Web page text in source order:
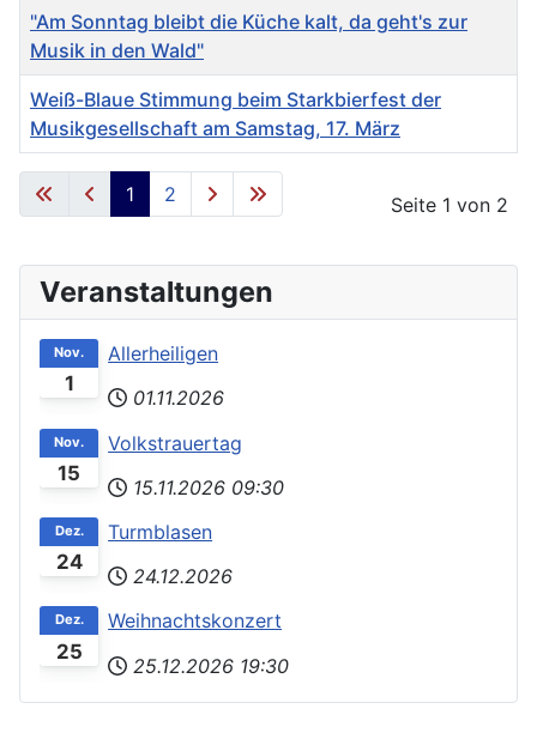
Beiträge
"Am Sonntag bleibt die Küche kalt, da geht's zur
Musik in den Wald"
Weiß-Blaue Stimmung beim Starkbierfest der
Musikgesellschaft am Samstag, 17. März
Seite 1 von 2
1 2
Veranstaltungen
1
Nov.
Allerheiligen
01.11.2026
15
Nov.
Volkstrauertag
15.11.2026 09:30
24
Dez.
Turmblasen
24.12.2026
25
Dez.
Weihnachtskonzert
25.12.2026 19:30